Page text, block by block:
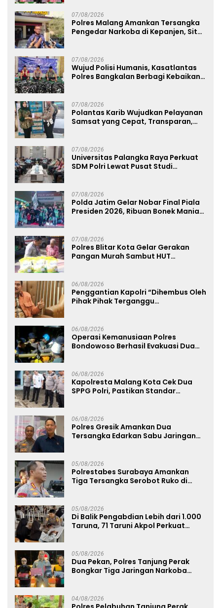
07/08/2026
Polres Malang Amankan Tersangka
Pengedar Narkoba di Kepanjen, Sita
07/08/2026
Wujud Polisi Humanis, Kasatlantas
Polres Bangkalan Berbagi Kebaikan
07/08/2026
Polantas Karib Wujudkan Pelayanan
Samsat yang Cepat, Transparan,
07/08/2026
Universitas Palangka Raya Perkuat
SDM Polri Lewat Pusat Studi
07/08/2026
Polda Jatim Gelar Nobar Final Piala
Presiden 2026, Ribuan Bonek Mania
07/08/2026
Polres Blitar Kota Gelar Gerakan
Pangan Murah Sambut HUT
06/08/2026
Penggantian Kapolri “Dihembus Oleh
Pihak Pihak Terganggu
06/08/2026
Operasi Kemanusiaan Polres
Bondowoso Berhasil Evakuasi Dua
06/08/2026
Kapolresta Malang Kota Cek Dua
SPPG Polri, Pastikan Standar
06/08/2026
Polres Gresik Amankan Dua
Tersangka Edarkan Sabu Jaringan
05/08/2026
Polrestabes Surabaya Amankan
Tiga Tersangka Serobot Ruko di
05/08/2026
Di Balik Pengabdian Lebih dari 1.000
Taruna, 71 Taruni Akpol Perkuat
05/08/2026
Dua Pekan, Polres Tanjung Perak
Bongkar Tiga Jaringan Narkoba
04/08/2026